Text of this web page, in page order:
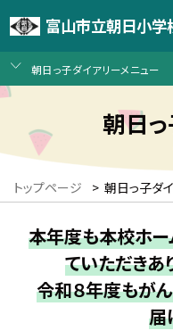
富山市立朝日小学
朝日っ子ダイアリーメニュー
朝日
トップページ > 朝日っ子ダ
本年度も本校ホ
ていただきあ
令和８年度もが
届